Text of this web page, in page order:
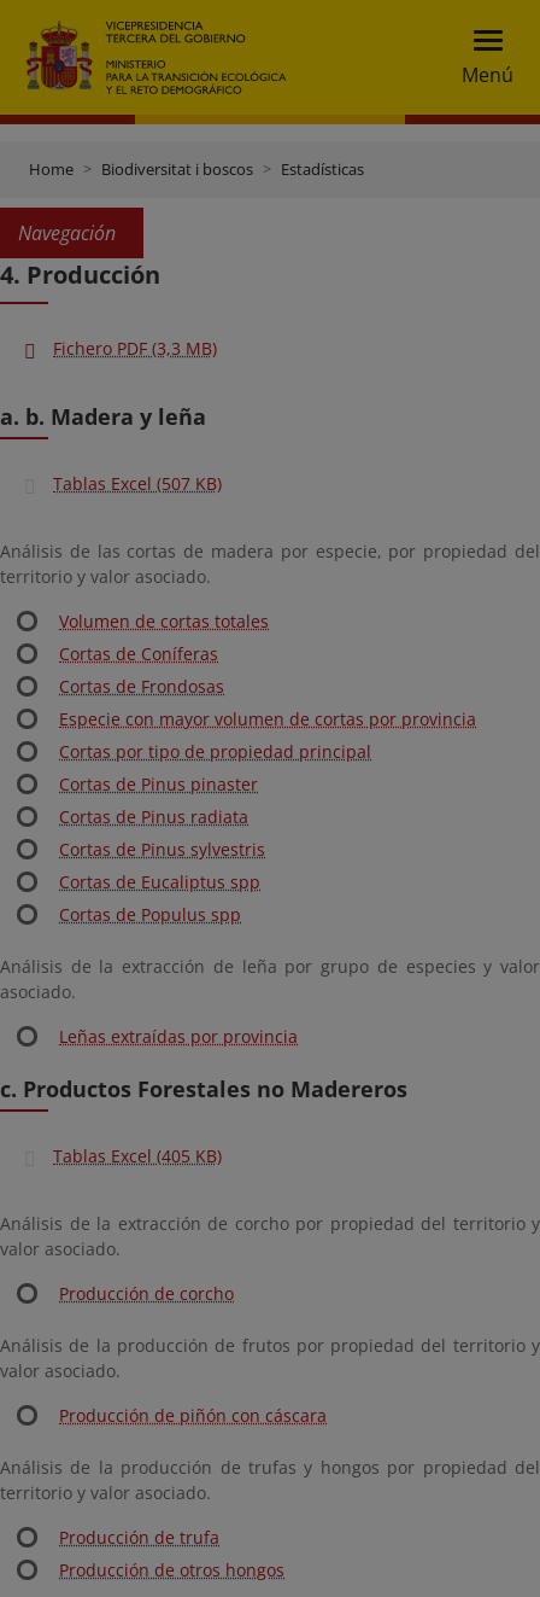
Menú
Home Biodiversitat i boscos Estadísticas
Navegación
4. Producción
Fichero PDF (3,3 MB)
a. b. Madera y leña
Tablas Excel (507 KB)
Análisis de las cortas de madera por especie, por propiedad del
territorio y valor asociado.
Volumen de cortas totales
Cortas de Coníferas
Cortas de Frondosas
Especie con mayor volumen de cortas por provincia
Cortas por tipo de propiedad principal
Cortas de Pinus pinaster
Cortas de Pinus radiata
Cortas de Pinus sylvestris
Cortas de Eucaliptus spp
Cortas de Populus spp
Análisis de la extracción de leña por grupo de especies y valor
asociado.
Leñas extraídas por provincia
c. Productos Forestales no Madereros
Tablas Excel (405 KB)
Análisis de la extracción de corcho por propiedad del territorio y
valor asociado.
Producción de corcho
Análisis de la producción de frutos por propiedad del territorio y
valor asociado.
Producción de piñón con cáscara
Análisis de la producción de trufas y hongos por propiedad del
territorio y valor asociado.
Producción de trufa
Producción de otros hongos